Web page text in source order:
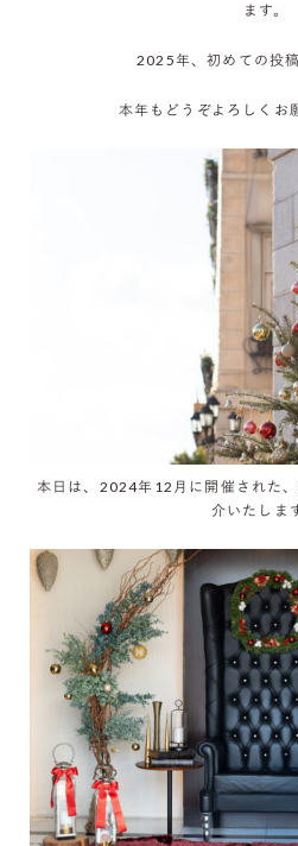
ます。
2025年、初めての投
本年もどうぞよろしくお
本日は、2024年12月に開催された
介いたしま